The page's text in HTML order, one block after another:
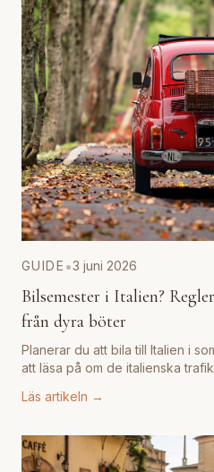
GUIDE •3 juni 2026
Bilsemester i Italien?
från dyra böter
Planerar du att bila till Italien i
att läsa på om de italienska
Läs artikeln →